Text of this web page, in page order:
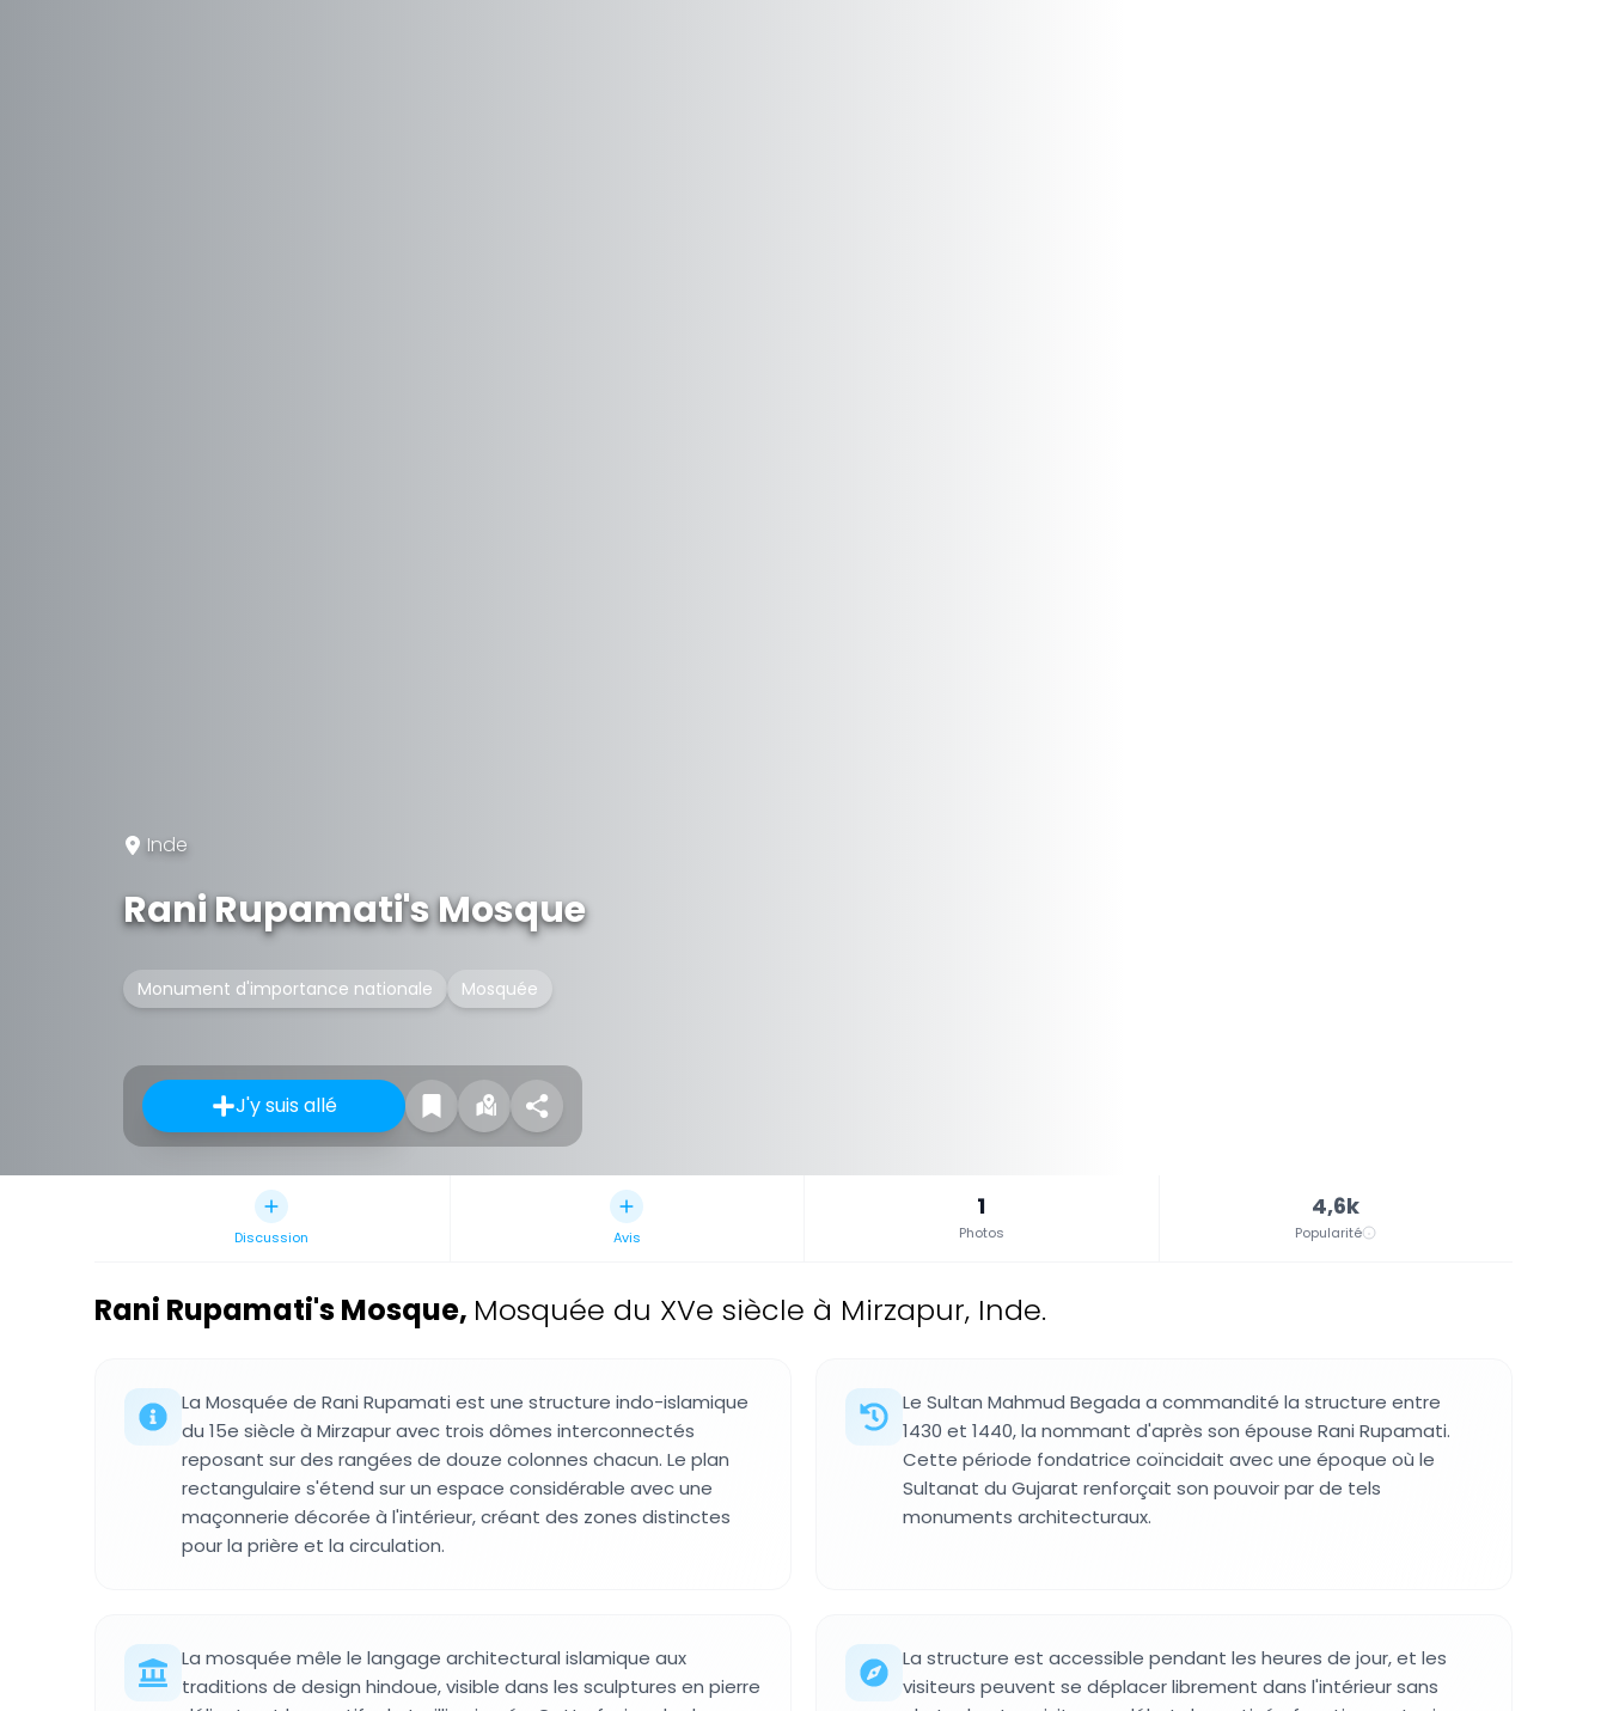
Inde
Rani Rupamati's Mosque
Monument d'importance nationale Mosquée
J'y suis allé
Discussion Avis
1
Photos
4,6k
Popularité
Rani Rupamati's Mosque, Mosquée du XVe siècle à Mirzapur, Inde.
La Mosquée de Rani Rupamati est une structure indo-islamique
du 15e siècle à Mirzapur avec trois dômes interconnectés
reposant sur des rangées de douze colonnes chacun. Le plan
rectangulaire s'étend sur un espace considérable avec une
maçonnerie décorée à l'intérieur, créant des zones distinctes
pour la prière et la circulation.
Le Sultan Mahmud Begada a commandité la structure entre
1430 et 1440, la nommant d'après son épouse Rani Rupamati.
Cette période fondatrice coïncidait avec une époque où le
Sultanat du Gujarat renforçait son pouvoir par de tels
monuments architecturaux.
La mosquée mêle le langage architectural islamique aux
traditions de design hindoue, visible dans les sculptures en pierre
La structure est accessible pendant les heures de jour, et les
visiteurs peuvent se déplacer librement dans l'intérieur sans